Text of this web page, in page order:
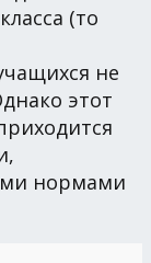
(то
не
этот
нормами